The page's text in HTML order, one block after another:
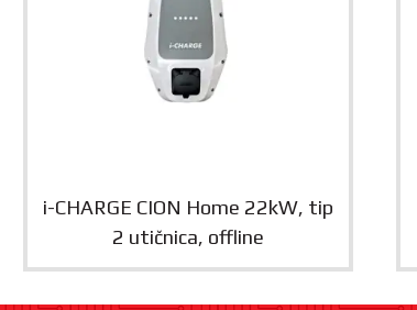
i-CHARGE CION Home 22kW, tip
2 utičnica, offline